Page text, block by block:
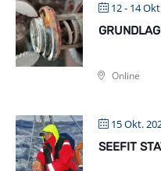
12 - 14
Online
15 Okt.
SEEFIT